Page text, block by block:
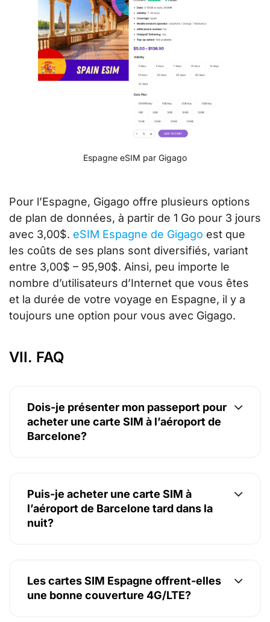
Espagne eSIM par Gigago
Pour l’Espagne, Gigago offre plusieurs options
de plan de données, à partir de 1 Go pour 3 jours
avec 3,00$. eSIM Espagne de Gigago est que
les coûts de ses plans sont diversifiés, variant
entre 3,00$ – 95,90$. Ainsi, peu importe le
nombre d’utilisateurs d’Internet que vous êtes
et la durée de votre voyage en Espagne, il y a
toujours une option pour vous avec Gigago.
VII. FAQ
Dois-je présenter mon passeport pour
acheter une carte SIM à l’aéroport de
Barcelone?
Puis-je acheter une carte SIM à
l’aéroport de Barcelone tard dans la
nuit?
Les cartes SIM Espagne offrent-elles
une bonne couverture 4G/LTE?